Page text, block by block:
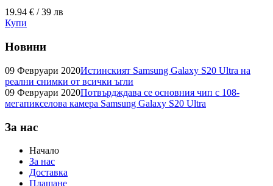
19.94 € / 39 лв
Купи
Новини
09 Февруари 2020Истинският Samsung Galaxy S20 Ultra на
реални снимки от всички ъгли
09 Февруари 2020Потвърдждава се основния чип с 108-
мегапикселова камера Samsung Galaxy S20 Ultra
За нас
Начало
За нас
Доставка
Плащане